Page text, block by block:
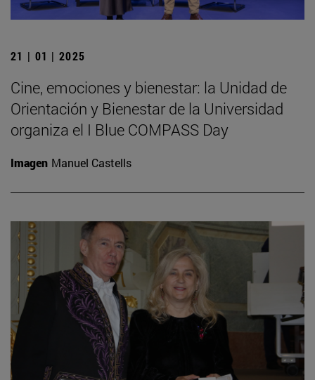
21 | 01 | 2025
Cine, emociones y bienestar: la Unidad de
Orientación y Bienestar de la Universidad
organiza el I Blue COMPASS Day
Imagen Manuel Castells